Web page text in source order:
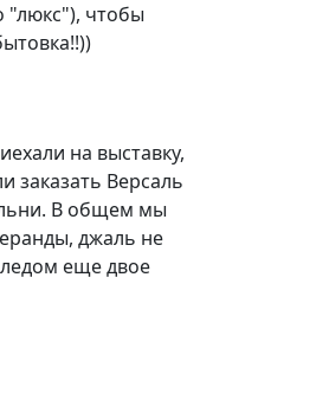
"люкс"), чтобы
на выставку,
заказать Версаль
В общем мы
джаль не
еще двое